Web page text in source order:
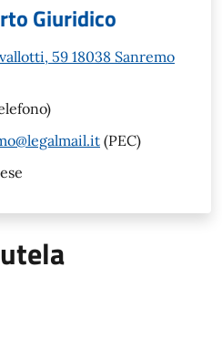
Giuridico
59 18038 Sanremo
(PEC)